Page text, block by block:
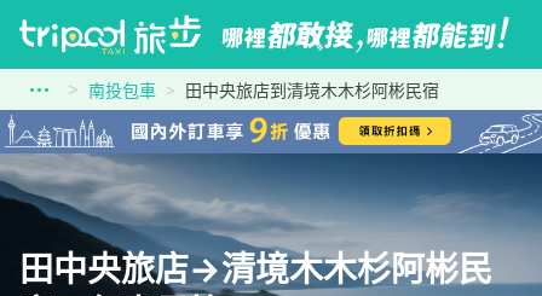
南投包車 田中央旅店到清境木木杉阿彬民宿
田中央旅店→清境木木杉阿彬民